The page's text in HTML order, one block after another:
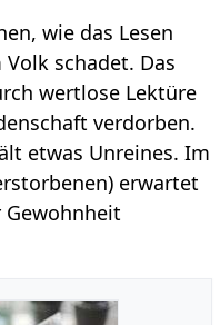
wie das Lesen
schadet. Das
wertlose Lektüre
verdorben.
etwas Unreines. Im
erwartet
Gewohnheit